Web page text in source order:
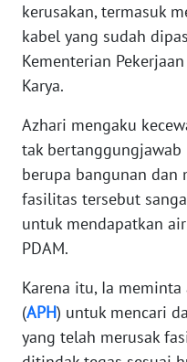
kerusakan, termasuk
kabel yang sudah
Kementerian
Karya.
Azhari mengaku
tak bertanggungjawab
berupa bangunan dan
fasilitas tersebut
untuk mendapatkan
PDAM.
Karena itu, Ia
(APH) untuk mencari
yang telah merusak
WN
SERAMBI
WN
JAMBI
SULTRA
WN
NTB